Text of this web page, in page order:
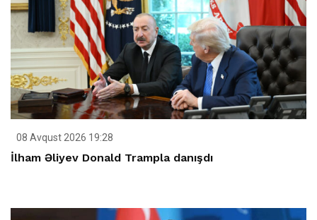
08 Avqust 2026 19:28
İlham Əliyev Donald Trampla danışdı